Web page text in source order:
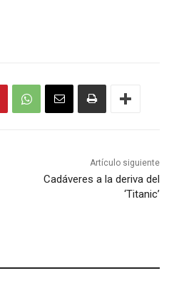
Artículo siguiente
Cadáveres a la deriva del
‘Titanic’